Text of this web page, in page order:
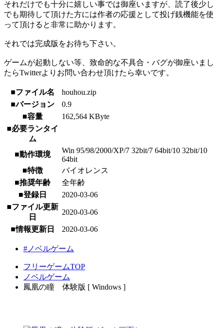
それだけでも十分に嬉しい事では御座いますが、読了後少し
でも期待して頂けた方には作者の応援として投げ銭機能を使
って頂けると非常に助かります。
それでは完成版をお待ち下さい。
ゲームが起動しない等、致命的な不具合・バグが御座いまし
たらTwitterよりお問い合わせ頂けたら幸いです。
■ファイル名
houhou.zip
■バージョン
0.9
■容量
162,564 KByte
■必要ランタイ
ム
■動作環境
Win 95/98/2000/XP/7 32bit/7 64bit/10 32bit/10
64bit
■特徴
バイオレンス
■推奨年齢
全年齢
■登録日
2020-03-06
■ファイル更新
日
2020-03-06
■情報更新日 2020-03-06
#ノベルゲーム
フリーゲームTOP
ノベルゲーム
鳳凰の瞳 体験版 [ Windows ]